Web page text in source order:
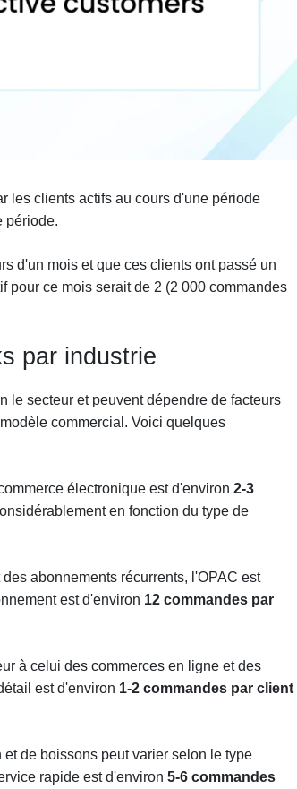
les clients actifs au cours d'une période
période.
d'un mois et que ces clients ont passé un
pour ce mois serait de 2 (2 000 commandes
par industrie
le secteur et peuvent dépendre de facteurs
commercial. Voici quelques
électronique est d'environ 2-3
en fonction du type de
abonnements récurrents, l'OPAC est
est d'environ 12 commandes par
à celui des commerces en ligne et des
est d'environ 1-2 commandes par client
de boissons peut varier selon le type
rapide est d'environ 5-6 commandes